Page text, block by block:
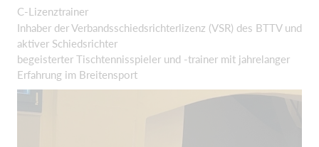
C-Lizenztrainer
Inhaber der Verbandsschiedsrichterlizenz (VSR) des BTTV und
aktiver Schiedsrichter
begeisterter Tischtennisspieler und -trainer mit jahrelanger
Erfahrung im Breitensport